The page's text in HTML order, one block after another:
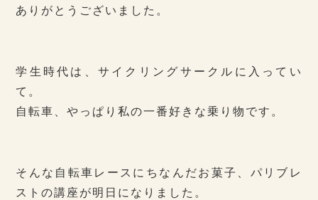
ありがとうございました。
学生時代は、サイクリングサークルに入ってい
て。
自転車、やっぱり私の一番好きな乗り物です。
そんな自転車レースにちなんだお菓子、パリブレ
ストの講座が明日になりました。